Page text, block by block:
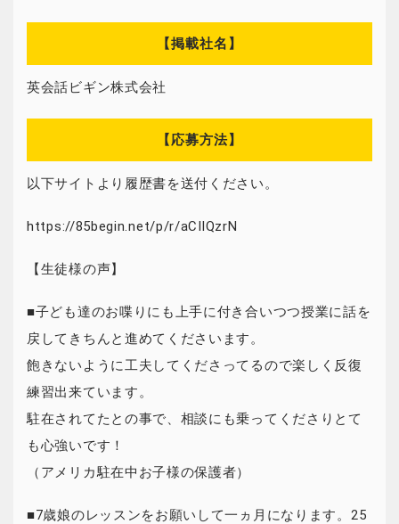
【掲載社名】
英会話ビギン株式会社
【応募方法】
以下サイトより履歴書を送付ください。
https://85begin.net/p/r/aCIlQzrN
【生徒様の声】
■子ども達のお喋りにも上手に付き合いつつ授業に話を
戻してきちんと進めてくださいます。
飽きないように工夫してくださってるので楽しく反復
練習出来ています。
駐在されてたとの事で、相談にも乗ってくださりとて
も心強いです！
（アメリカ駐在中お子様の保護者）
■7歳娘のレッスンをお願いして一ヵ月になります。25